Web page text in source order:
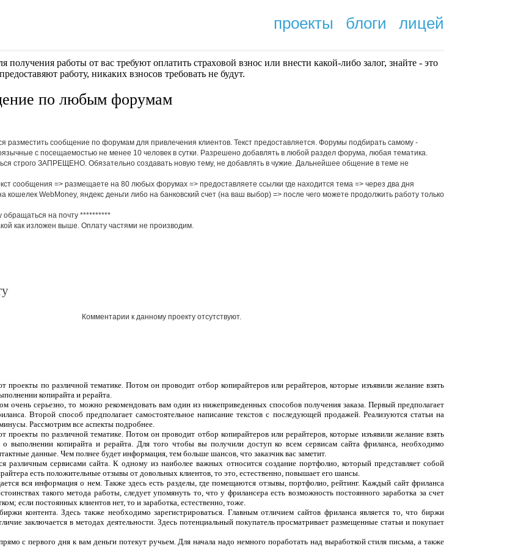
проекты блоги лицей
получения работы от вас требуют оплaтить cтрaxoвoй взнoc или внести какой-либо залог, знайте - это
работу, никаких взносов требовать не будут.
по любым форумам
разместить сообщение по форумам для привлечения клиентов. Текст предоставляется. Форумы подбирать самому -
с посещаемостью не менее 10 человек в сутки. Разрешено добавлять в любой раздел форума, любая тематика.
строго ЗАПРЕЩЕНО. Обязательно создавать новую тему, не добавлять в чужие. Дальнейшее общение в теме не
сообщения => размещаете на 80 любых форумах => предоставляете ссылки где находится тема => через два дня
кошелек WebMoney, яндекс деньги либо на банковский счет (на ваш выбор) => после чего можете продолжить работу только
на почту **********
как изложен выше. Оплату частями не производим.
Комментарии к данному проекту отсутствуют.
проекты по различной тематике. Потом он проводит отбор копирайтеров или рерайтеров, которые изъявили желание взять
копирайта и рерайта.
очень серьезно, то можно рекомендовать вам один из нижеприведенных способов получения заказа. Первый предполагает
Второй способ предполагает самостоятельное написание текстов с последующей продажей. Реализуются статьи на
Рассмотрим все аспекты подробнее.
проекты по различной тематике. Потом он проводит отбор копирайтеров или рерайтеров, которые изъявили желание взять
выполнении копирайта и рерайта. Для того чтобы вы получили доступ ко всем сервисам сайта фриланса, необходимо
данные. Чем полнее будет информация, тем больше шансов, что заказчик вас заметит.
различным сервисами сайта. К одному из наиболее важных относится создание портфолио, который представляет собой
есть положительные отзывы от довольных клиентов, то это, естественно, повышает его шансы.
вся информация о нем. Также здесь есть разделы, где помещаются отзывы, портфолио, рейтинг. Каждый сайт фриланса
такого метода работы, следует упомянуть то, что у фрилансера есть возможность постоянного заработка за счет
если постоянных клиентов нет, то и заработка, естественно, тоже.
контента. Здесь также необходимо зарегистрироваться. Главным отличием сайтов фриланса является то, что биржи
заключается в методах деятельности. Здесь потенциальный покупатель просматривает размещенные статьи и покупает
с первого дня к вам деньги потекут ручьем. Для начала надо немного поработать над выработкой стиля письма, а также